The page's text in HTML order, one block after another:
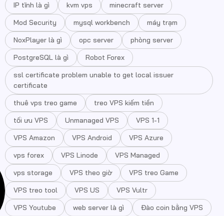
IP tĩnh là gì kvm vps
minecraft server
Mod Security
mysql workbench
máy trạm
NoxPlayer là gì
opc server
phòng server
PostgreSQL là gì
Robot Forex
ssl certificate problem unable to get local issuer
certificate
thuê vps treo game
treo VPS kiếm tiền
tối ưu VPS
Unmanaged VPS
VPS 1-1
VPS Amazon
VPS Android
VPS Azure
vps forex
VPS Linode
VPS Managed
vps storage
VPS theo giờ
VPS treo Game
VPS treo tool
VPS US
VPS Vultr
VPS Youtube
web server là gì Đào coin bằng VPS